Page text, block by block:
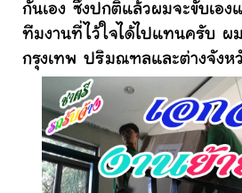
กันเอง ซึ่งปกติแล้วผมจะขับเอง
ทีมงานที่ไว้ใจได้ไปแทนครับ ผ
กรุงเทพ ปริมณฑลและต่างจังห